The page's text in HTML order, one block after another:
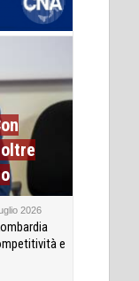
2026
e